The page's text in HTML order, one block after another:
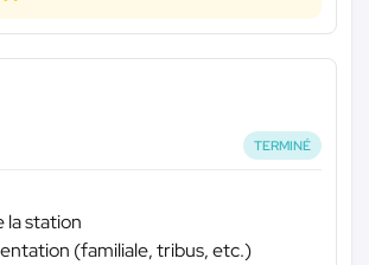
TERMINÉ
la station
(familiale, tribus, etc.)